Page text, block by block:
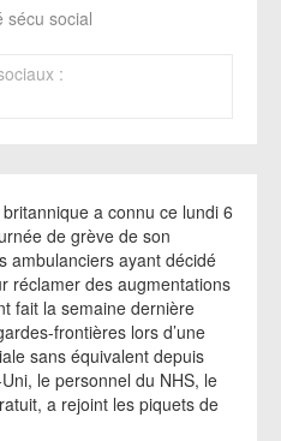
sécu social
:
a connu ce lundi 6
de grève de son
ambulanciers ayant décidé
réclamer des augmentations
fait la semaine dernière
frontières lors d’une
sans équivalent depuis
le personnel du NHS, le
a rejoint les piquets de